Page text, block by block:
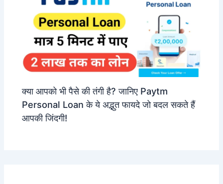
क्या आपको भी पैसे की तंगी है? जानिए Paytm
Personal Loan के ये अद्भुत फायदे जो बदल सकते हैं
आपकी जिंदगी!